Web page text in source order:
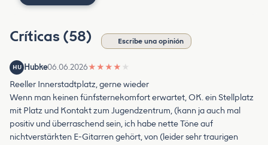
Críticas (58) Escribe una opinión
HU Hubke06.06.2026★ ★ ★ ★ ★
Reeller Innerstadtplatz, gerne wieder
Wenn man keinen fünfsternekomfort erwartet, OK. ein Stellplatz
mit Platz und Kontakt zum Jugendzentrum, (kann ja auch mal
positiv und überraschend sein, ich habe nette Töne auf
nichtverstärkten E-Gitarren gehört, von (leider sehr traurigen